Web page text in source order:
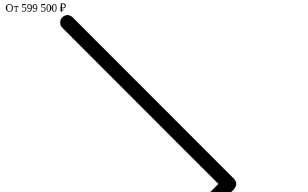
От 599 500 ₽